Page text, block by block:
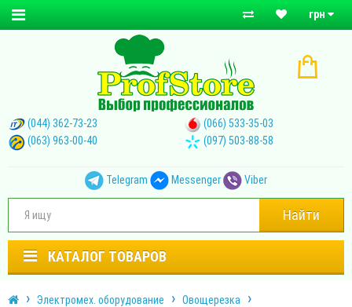
грн
(044) 362-73-23
(066) 533-35-03
(063) 963-00-40
(097) 503-88-58
Telegram Messenger Viber
Найти
КАТАЛОГ ТОВАРОВ
Электромех. оборудование
Овощерезка